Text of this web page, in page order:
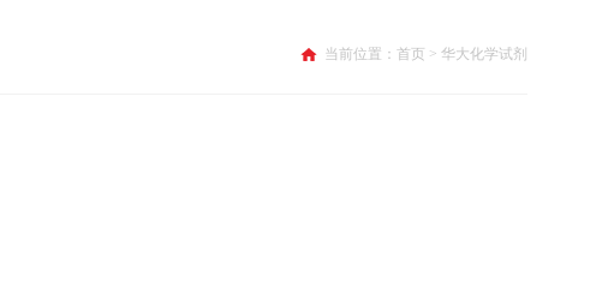
当前位置： 首页 > 华大化学试剂